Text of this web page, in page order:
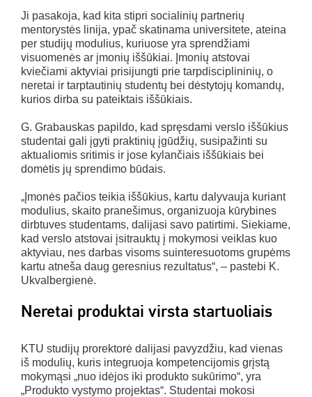
Ji pasakoja, kad kita stipri socialinių partnerių
mentorystės linija, ypač skatinama universitete, ateina
per studijų modulius, kuriuose yra sprendžiami
visuomenės ar įmonių iššūkiai. Įmonių atstovai
kviečiami aktyviai prisijungti prie tarpdisciplininių, o
neretai ir tarptautinių studentų bei dėstytojų komandų,
kurios dirba su pateiktais iššūkiais.
G. Grabauskas papildo, kad spręsdami verslo iššūkius
studentai gali įgyti praktinių įgūdžių, susipažinti su
aktualiomis sritimis ir jose kylančiais iššūkiais bei
domėtis jų sprendimo būdais.
„Įmonės pačios teikia iššūkius, kartu dalyvauja kuriant
modulius, skaito pranešimus, organizuoja kūrybines
dirbtuves studentams, dalijasi savo patirtimi. Siekiame,
kad verslo atstovai įsitrauktų į mokymosi veiklas kuo
aktyviau, nes darbas visoms suinteresuotoms grupėms
kartu atneša daug geresnius rezultatus“, – pastebi K.
Ukvalbergienė.
Neretai produktai virsta startuoliais
KTU studijų prorektorė dalijasi pavyzdžiu, kad vienas
iš modulių, kuris integruoja kompetencijomis grįstą
mokymąsi „nuo idėjos iki produkto sukūrimo“, yra
„Produkto vystymo projektas“. Studentai mokosi